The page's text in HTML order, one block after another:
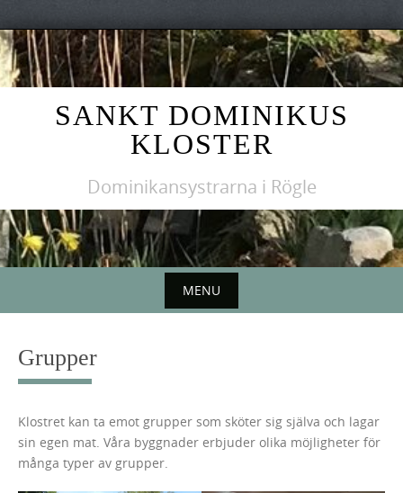
Skip
to
content
SANKT DOMINIKUS
KLOSTER
Dominikansystrarna i Rögle
MENU
content
Grupper
Klostret kan ta emot grupper som sköter sig själva och lagar
sin egen mat. Våra byggnader erbjuder olika möjligheter för
många typer av grupper.